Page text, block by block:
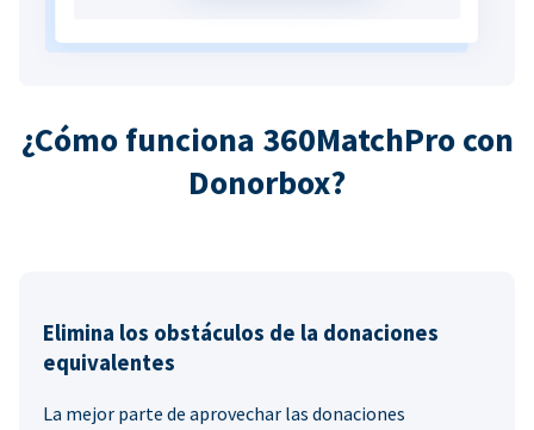
¿Cómo funciona 360MatchPro con
Donorbox?
Elimina los obstáculos de la donaciones
equivalentes
La mejor parte de aprovechar las donaciones